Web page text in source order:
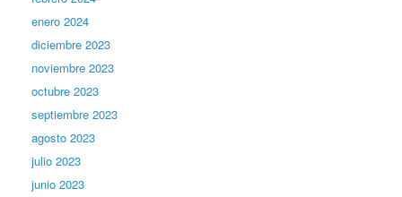
enero 2024
diciembre 2023
noviembre 2023
octubre 2023
septiembre 2023
agosto 2023
julio 2023
junio 2023